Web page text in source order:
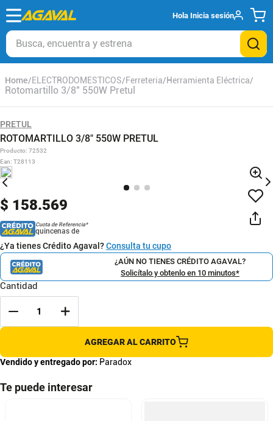
Hola Inicia sesión
Busca, encuentra y estrena
ELECTRODOMESTICOS Ferreteria Herramienta Eléctrica
Rotomartillo 3/8" 550W Pretul
PRETUL
ROTOMARTILLO 3/8" 550W PRETUL
Producto: 72532
Ean: T28113
$ 158.569
Cuota de Referencia*
quincenas de
¿Ya tienes Crédito Agaval?Consulta tu cupo
¿AÚN NO TIENES CRÉDITO AGAVAL?
Solicítalo y obtenlo en 10 minutos*
Cantidad
AGREGAR AL CARRITO
Vendido y entregado por: Paradox
Te puede interesar